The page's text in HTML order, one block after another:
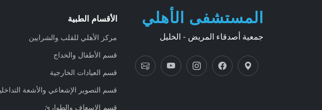
المستشفى الأهلي
جمعية أصدقاء المريض - الخليل
الأقسام الطبية
مركز الأهلي للقلب والشرايين
قسم الأطفال والخداج
قسم العيادات الخارجية
قسم التصوير الإشعاعي والأشعة
قسم الإسعاف والطوارئ